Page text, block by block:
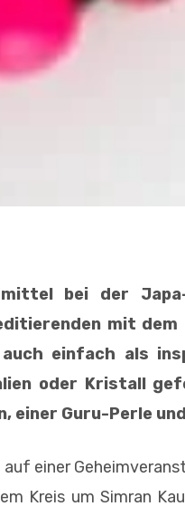
bei der
mit
einfach als
oder Kristall
einer Guru-Perle
einer
Kreis um Simran